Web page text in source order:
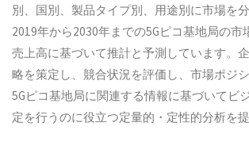
別、国別、製品タイプ別、用途別に市場を分
2019年から2030年までの5Gピコ基地局の市
売上高に基づいて推計と予測しています。
略を策定し、競合状況を評価し、市場ポジシ
5Gピコ基地局に関連する情報に基づいてビ
定を行うのに役立つ定量的・定性的分析を提